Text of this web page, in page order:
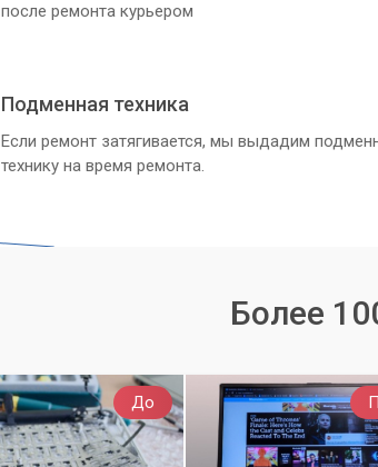
после ремонта курьером
Подменная техника
Если ремонт затягивается, мы выдадим
технику на время ремонта.
Более
До